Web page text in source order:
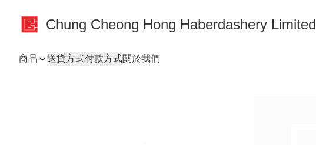
Chung Cheong Hong Haberdashery Limited
商品 送貨方式付款方式關於我們